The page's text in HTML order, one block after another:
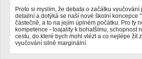
Proto si myslím, že debata o začátku
detailní a dotýká se naší nové školní koncepce
částečně, a to na jejím úplném počátku. Pro ty
kompetence - loajality k bohatšímu, schopnost
cestu, do které bych mohl vlézt a co nejlépe žít
vyučování silně marginální.